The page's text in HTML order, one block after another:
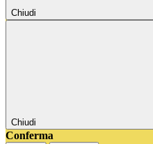
Chiudi
Chiudi
Conferma